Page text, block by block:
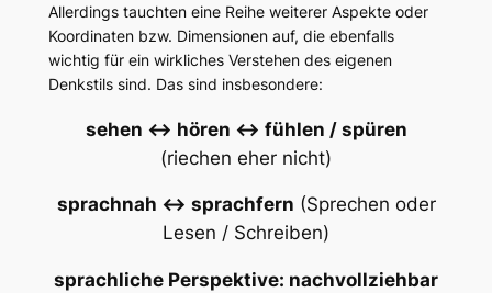
Allerdings tauchten eine Reihe weiterer Aspekte oder
Koordinaten bzw. Dimensionen auf, die ebenfalls
wichtig für ein wirkliches Verstehen des eigenen
Denkstils sind. Das sind insbesondere:
sehen <-> hören <-> fühlen / spüren
(riechen eher nicht)
sprachnah <-> sprachfern (Sprechen oder
Lesen / Schreiben)
sprachliche Perspektive: nachvollziehbar